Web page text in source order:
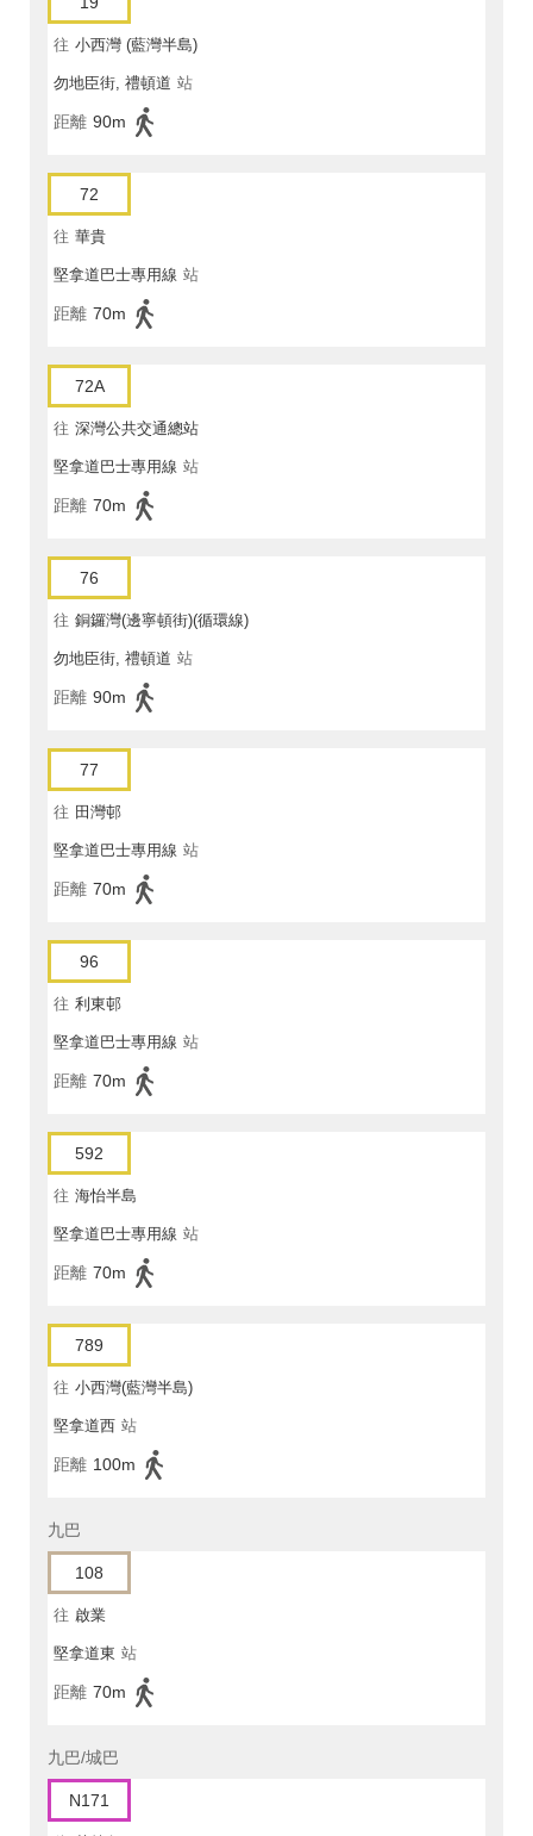
往 小西灣 (藍灣半島)
勿地臣街, 禮頓道 站
距離 90m
72
往 華貴
堅拿道巴士專用線 站
距離 70m
72A
往 深灣公共交通總站
堅拿道巴士專用線 站
距離 70m
76
往 銅鑼灣(邊寧頓街)(循環線)
勿地臣街, 禮頓道 站
距離 90m
77
往 田灣邨
堅拿道巴士專用線 站
距離 70m
96
往 利東邨
堅拿道巴士專用線 站
距離 70m
592
往 海怡半島
堅拿道巴士專用線 站
距離 70m
789
往 小西灣(藍灣半島)
堅拿道西 站
距離 100m
九巴
108
往 啟業
堅拿道東 站
距離 70m
九巴/城巴
N171